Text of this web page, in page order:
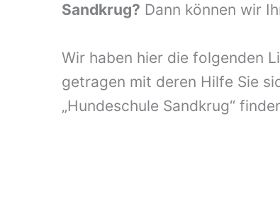
Sandkrug? Dann können wir
Wir haben hier die folgenden
getragen mit deren Hilfe Sie
„Hundeschule Sandkrug“